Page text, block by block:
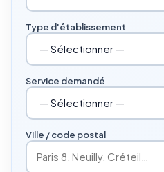
Type d'établissement
Service demandé
Ville / code postal